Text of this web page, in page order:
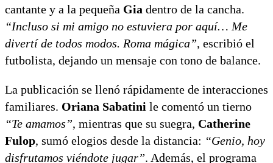
cantante y a la pequeña Gia dentro de la cancha.
“Incluso si mi amigo no estuviera por aquí… Me
divertí de todos modos. Roma mágica”, escribió el
futbolista, dejando un mensaje con tono de balance.
La publicación se llenó rápidamente de interacciones
familiares. Oriana Sabatini le comentó un tierno
“Te amamos”, mientras que su suegra, Catherine
Fulop, sumó elogios desde la distancia: “Genio, hoy
disfrutamos viéndote jugar”. Además, el programa